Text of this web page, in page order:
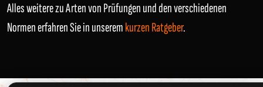
Alles weitere zu Arten von Prüfungen und den verschiedenen
Normen erfahren Sie in unseremkurzen Ratgeber.